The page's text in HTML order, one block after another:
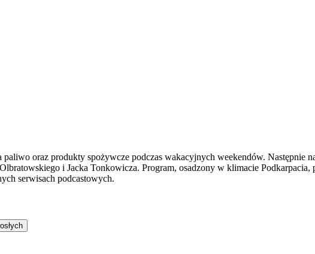
oraz produkty spożywcze podczas wakacyjnych weekendów. Następnie
i Jacka Tonkowicza. Program, osadzony w klimacie
serwisach podcastowych.